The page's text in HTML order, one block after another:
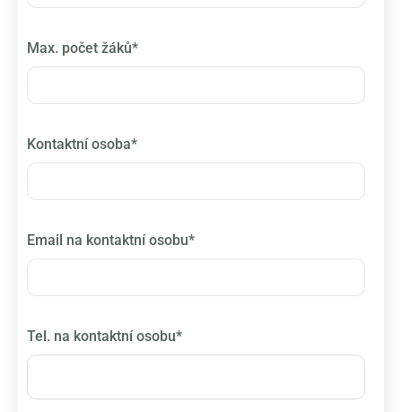
Max. počet žáků*
Kontaktní osoba*
Email na kontaktní osobu*
Tel. na kontaktní osobu*